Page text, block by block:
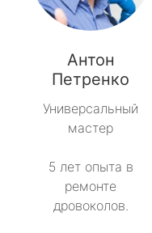
Антон
Петренко
Универсальный
мастер
5 лет опыта в
ремонте
дровоколов.